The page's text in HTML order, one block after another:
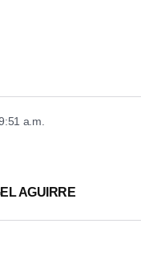
a.m.
AGUIRRE